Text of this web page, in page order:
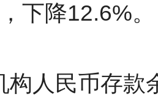
下降12.6%。
构人民币存款